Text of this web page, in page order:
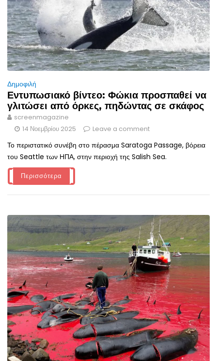
Δημοφιλή
Εντυπωσιακό βίντεο: Φώκια προσπαθεί να
γλιτώσει από όρκες, πηδώντας σε σκάφος
screenmagazine
14 Νοεμβρίου 2025
Leave a comment
Το περιστατικό συνέβη στο πέρασμα Saratoga Passage, βόρεια
του Seattle των ΗΠΑ, στην περιοχή της Salish Sea.
Περισσότερα